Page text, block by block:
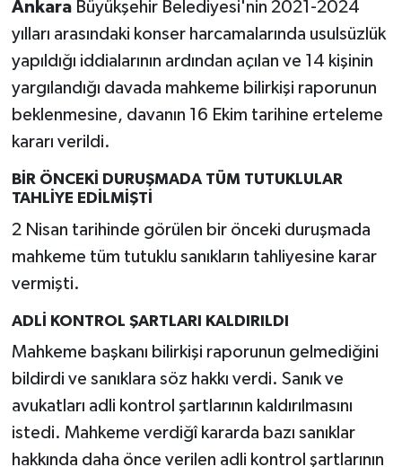
AnkaraBüyükşehir Belediyesi'nin 2021-2024
yılları arasındaki konser harcamalarında usulsüzlük
yapıldığı iddialarının ardından açılan ve 14 kişinin
yargılandığı davada mahkeme bilirkişi raporunun
beklenmesine, davanın 16 Ekim tarihine erteleme
kararı verildi.
BİR ÖNCEKİ DURUŞMADA TÜM TUTUKLULAR
TAHLİYE EDİLMİŞTİ
2 Nisan tarihinde görülen bir önceki duruşmada
mahkeme tüm tutuklu sanıkların tahliyesine karar
vermişti.
ADLİ KONTROL ŞARTLARI KALDIRILDI
Mahkeme başkanı bilirkişi raporunun gelmediğini
bildirdi ve sanıklara söz hakkı verdi. Sanık ve
avukatları adli kontrol şartlarının kaldırılmasını
istedi. Mahkeme verdiğî kararda bazı sanıklar
hakkında daha önce verilen adli kontrol şartlarının